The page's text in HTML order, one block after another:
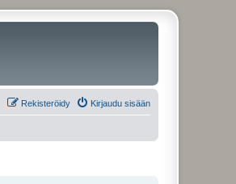
Kirjaudu sisään
Rekisteröidy